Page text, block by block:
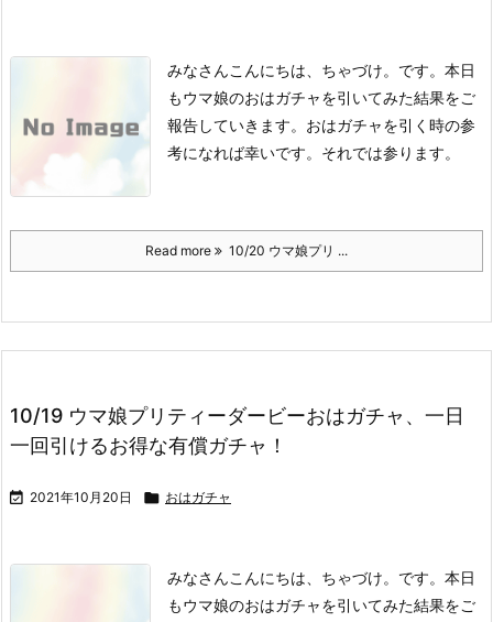
みなさんこんにちは、ちゃづけ。です。 本日
もウマ娘のおはガチャを引いてみた結果をご
報告していきます。 おはガチャを引く時の参
考になれば幸いです。 それでは参ります。
Read more 10/20 ウマ娘プリ ...
10/19 ウマ娘プリティーダービーおはガチャ、一日
一回引けるお得な有償ガチャ！
 2021年10月20日  おはガチャ
みなさんこんにちは、ちゃづけ。です。 本日
もウマ娘のおはガチャを引いてみた結果をご